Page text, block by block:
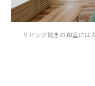
リビング続きの和室には